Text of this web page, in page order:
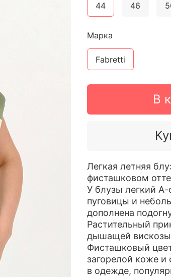
В
44 46
Марка
Fabretti
Легкая летняя
фисташковом
У блузы легкий А-
пуговицы и
дополнена
Растительный
дышащей
Фисташковый
загорелой коже и
в одежде,